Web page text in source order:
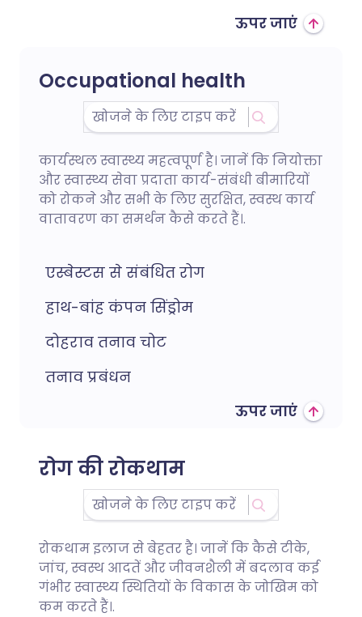
ऊपर जाएं
Occupational health
कार्यस्थल स्वास्थ्य महत्वपूर्ण है। जानें कि नियोक्ता
और स्वास्थ्य सेवा प्रदाता कार्य-संबंधी बीमारियों
को रोकने और सभी के लिए सुरक्षित, स्वस्थ कार्य
वातावरण का समर्थन कैसे करते हैं।.
एस्बेस्टस से संबंधित रोग
हाथ-बांह कंपन सिंड्रोम
दोहराव तनाव चोट
तनाव प्रबंधन
ऊपर जाएं
रोग की रोकथाम
रोकथाम इलाज से बेहतर है। जानें कि कैसे टीके,
जांच, स्वस्थ आदतें और जीवनशैली में बदलाव कई
गंभीर स्वास्थ्य स्थितियों के विकास के जोखिम को
कम करते हैं।.